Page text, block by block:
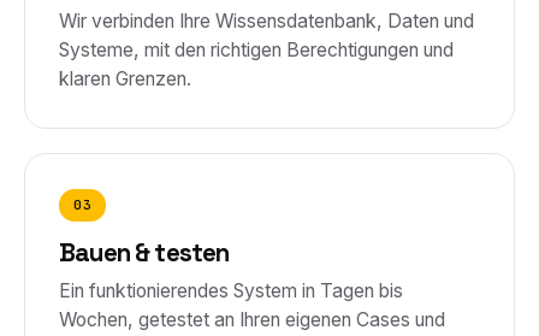
Wir verbinden Ihre Wissensdatenbank, Daten und
Systeme, mit den richtigen Berechtigungen und
klaren Grenzen.
03
Bauen & testen
Ein funktionierendes System in Tagen bis
Wochen, getestet an Ihren eigenen Cases und